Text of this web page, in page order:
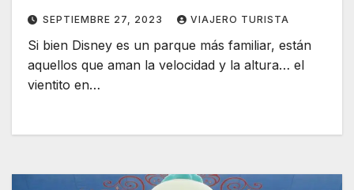
SEPTIEMBRE 27, 2023 VIAJERO TURISTA
Si bien Disney es un parque más familiar, están
aquellos que aman la velocidad y la altura… el
vientito en…